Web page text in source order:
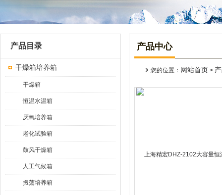
产品目录
干燥箱培养箱
干燥箱
恒温水温箱
厌氧培养箱
老化试验箱
鼓风干燥箱
人工气候箱
振荡培养箱
产品中心
您的位置： 网站首页 >